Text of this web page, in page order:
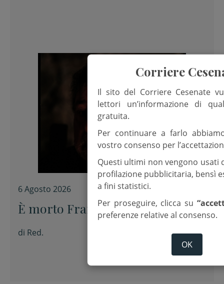
6 Agosto 2026
È morto Francesco Guccini
di Red.
Corriere
Il sito del Corriere Cesenate
lettori un’informazione di
gratuita.
Per continuare a farlo
vostro consenso per
Questi ultimi non vengono usati
profilazione pubblicitaria, bensì
a fini statistici.
Per proseguire, clicca su
preferenze relative al consenso.
OK